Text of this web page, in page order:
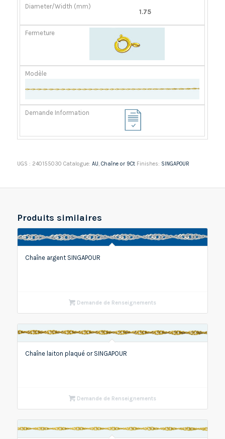
1.75
UGS : 240155030 Catalogue: AU Chaîne or 9Ct Finishes: SINGAPOUR
Produits similaires
Chaîne argent SINGAPOUR
Demande de Renseignements
Chaîne laiton plaqué or SINGAPOUR
Demande de Renseignements